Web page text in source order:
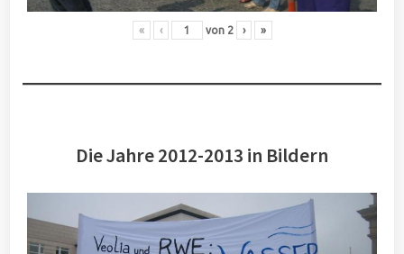
« ‹ von 2 › »
Die Jahre 2012-2013 in Bildern